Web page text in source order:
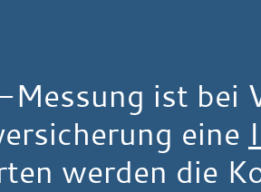
Messung ist bei
eine
werden die